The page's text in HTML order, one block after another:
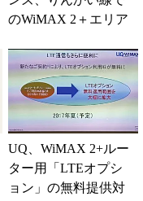
のWiMAX 2＋エリア
UQ、WiMAX 2+ルー
ター用「LTEオプシ
ョン」の無料提供対